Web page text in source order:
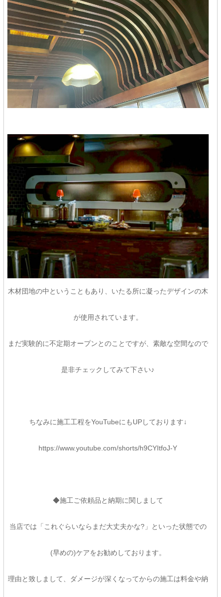
木材団地の中ということもあり、いたる所に凝ったデザインの木
が使用されています。
まだ実験的に不定期オープンとのことですが、素敵な空間なので
是非チェックしてみて下さい♪
ちなみに施工工程をYouTubeにもUPしております↓
https://www.youtube.com/shorts/h9CYItfoJ-Y
◆施工ご依頼品と納期に関しまして
当店では「これぐらいならまだ大丈夫かな?」といった状態での
(早めの)ケアをお勧めしております。
理由と致しまして、ダメージが深くなってからの施工は料金や納